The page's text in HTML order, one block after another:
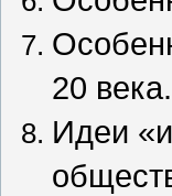
20 века.
Идеи